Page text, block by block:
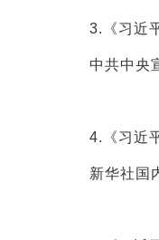
3.《习近
中共中央
4.《习近
新华社国